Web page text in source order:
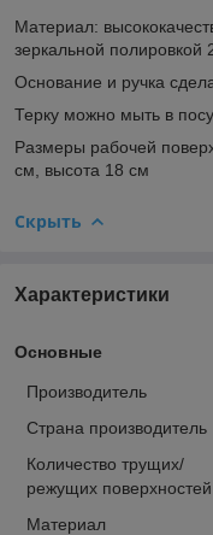
Материал:
зеркальной полировкой
Основание и ручка
Терку можно мыть в
Размеры рабочей
см, высота 18 см
Скрыть
Характеристики
Основные
Производитель
Страна производитель
Количество трущих/
режущих поверхностей
Материал